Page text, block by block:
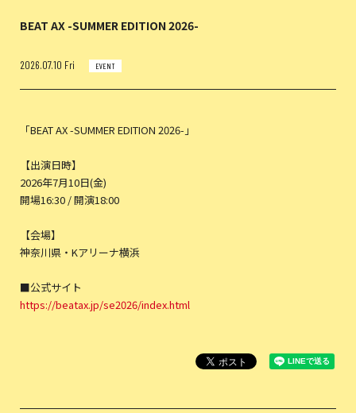
BEAT AX -SUMMER EDITION 2026-
2026.07.10 Fri EVENT
「BEAT AX -SUMMER EDITION 2026-」
【出演日時】
2026年7月10日(金)
開場16:30 / 開演18:00
【会場】
神奈川県・Kアリーナ横浜
■公式サイト
https://beatax.jp/se2026/index.html